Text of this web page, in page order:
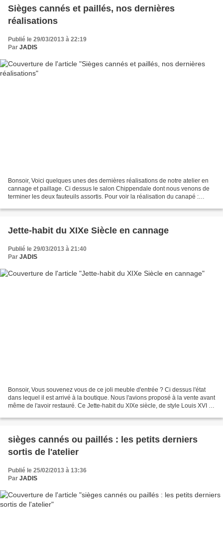
Sièges cannés et paillés, nos dernières
réalisations
Publié le 29/03/2013 à 22:19
Par JADIS
Bonsoir, Voici quelques unes des dernières réalisations de notre atelier en
cannage et paillage. Ci dessus le salon Chippendale dont nous venons de
terminer les deux fauteuils assortis. Pour voir la réalisation du canapé :
Jette-habit du XIXe Siècle en cannage
Publié le 29/03/2013 à 21:40
Par JADIS
Bonsoir, Vous souvenez vous de ce joli meuble d'entrée ? Ci dessus l'état
dans lequel il est arrivé à la boutique. Nous l'avions proposé à la vente avant
même de l'avoir restauré. Ce Jette-habit du XIXe siècle, de style Louis XVI a
sièges cannés ou paillés : les petits derniers
sortis de l'atelier
Publié le 25/02/2013 à 13:36
Par JADIS